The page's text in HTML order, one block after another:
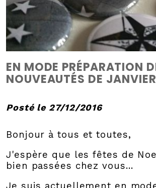
EN MODE PRÉPARATION
NOUVEAUTÉS DE
Posté le 27/12/2016
Bonjour à tous et toutes,
J'espère que les fêtes de
bien passées chez vous...